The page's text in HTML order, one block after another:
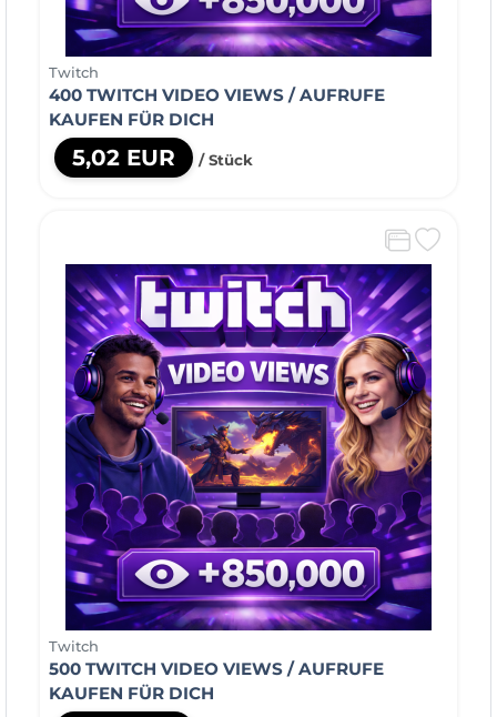
Twitch
400 TWITCH VIDEO VIEWS / AUFRUFE
KAUFEN FÜR DICH
5,02 EUR / Stück
Twitch
500 TWITCH VIDEO VIEWS / AUFRUFE
KAUFEN FÜR DICH